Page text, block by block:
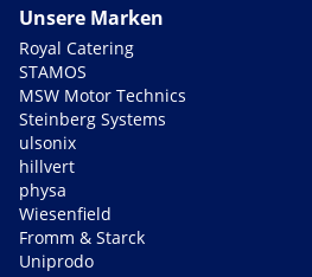
Unsere Marken
Royal Catering
STAMOS
MSW Motor Technics
Steinberg Systems
ulsonix
hillvert
physa
Wiesenfield
Fromm & Starck
Uniprodo